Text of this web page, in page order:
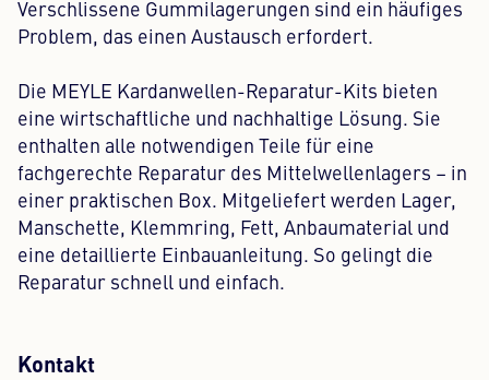
Verschlissene Gummilagerungen sind ein häufiges
Problem, das einen Austausch erfordert.
Die MEYLE Kardanwellen-Reparatur-Kits bieten
eine wirtschaftliche und nachhaltige Lösung. Sie
enthalten alle notwendigen Teile für eine
fachgerechte Reparatur des Mittelwellenlagers – in
einer praktischen Box. Mitgeliefert werden Lager,
Manschette, Klemmring, Fett, Anbaumaterial und
eine detaillierte Einbauanleitung. So gelingt die
Reparatur schnell und einfach.
Kontakt